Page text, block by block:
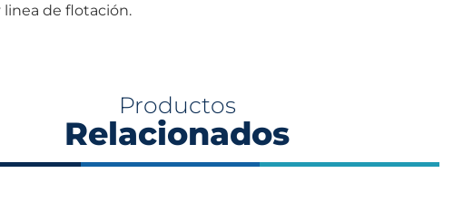
linea de flotación.
Productos
Relacionados